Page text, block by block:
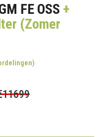
FE OSS +
(Zomer